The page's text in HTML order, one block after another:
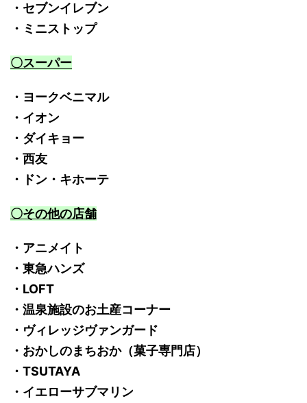
・セブンイレブン
・ミニストップ
〇スーパー
・ヨークベニマル
・イオン
・ダイキョー
・西友
・ドン・キホーテ
〇その他の店舗
・アニメイト
・東急ハンズ
・LOFT
・温泉施設のお土産コーナー
・ヴィレッジヴァンガード
・おかしのまちおか（菓子専門店）
・TSUTAYA
・イエローサブマリン